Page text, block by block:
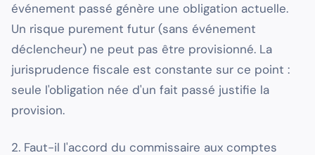
événement passé génère une obligation actuelle.
Un risque purement futur (sans événement
déclencheur) ne peut pas être provisionné. La
jurisprudence fiscale est constante sur ce point :
seule l'obligation née d'un fait passé justifie la
provision.
2. Faut-il l'accord du commissaire aux comptes